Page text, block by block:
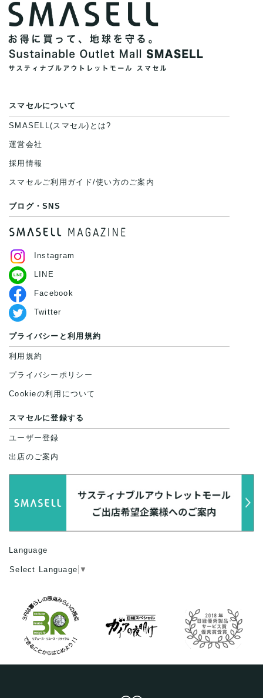
スマセルについて
SMASELL(スマセル)とは?
運営会社
採用情報
スマセルご利用ガイド/使い方のご案内
ブログ・SNS
Instagram
LINE
Facebook
Twitter
プライバシーと利用規約
利用規約
プライバシーポリシー
Cookieの利用について
スマセルに登録する
ユーザー登録
出店のご案内
Language
Select Language ▼